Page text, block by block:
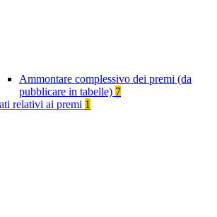
Ammontare complessivo dei premi (da
pubblicare in tabelle) 7
relativi ai premi 1